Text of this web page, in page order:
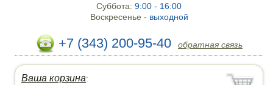
Суббота:9:00 - 16:00
Воскресенье - выходной
+7 (343) 200-95-40 обратная связь
Ваша корзина: